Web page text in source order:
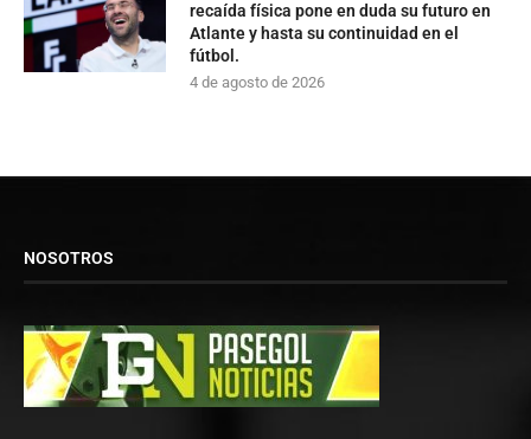
recaída física pone en duda su futuro en
Atlante y hasta su continuidad en el
fútbol.
4 de agosto de 2026
NOSOTROS